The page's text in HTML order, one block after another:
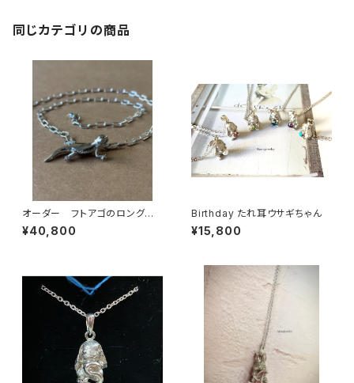
同じカテゴリの商品
オーダー フトアゴのロングネッ
クレス
¥40,800
Birthday たれ耳ウサギちゃん
¥15,800